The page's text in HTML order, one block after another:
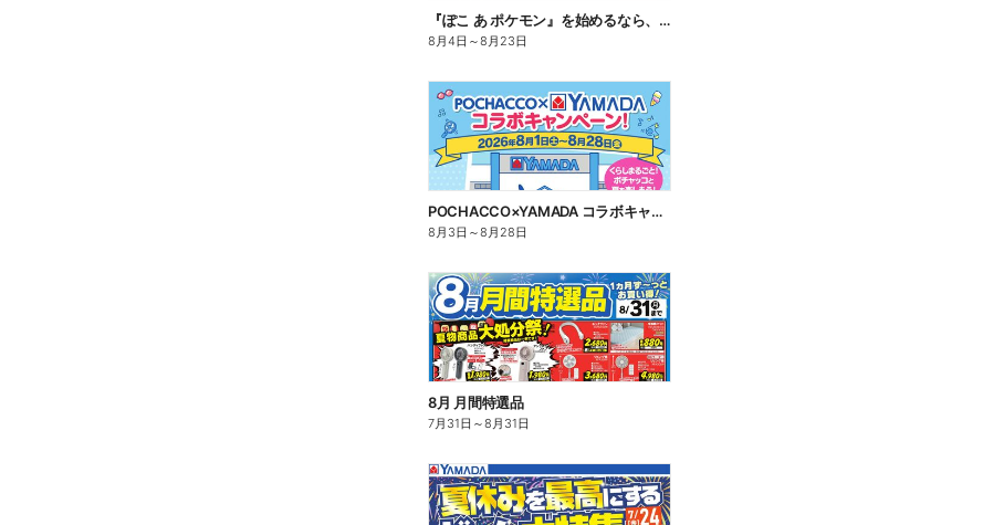
『ぽこ あ ポケモン』を始めるなら、いま。
8月4日 ～8月23日
POCHACCO×YAMADA コラボキャンペーン!
8月3日 ～8月28日
8月 月間特選品
7月31日 ～8月31日